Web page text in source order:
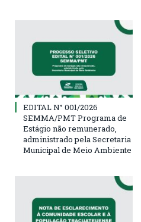
EDITAL N° 001/2026
SEMMA/PMT Programa de
Estágio não remunerado,
administrado pela Secretaria
Municipal de Meio Ambiente